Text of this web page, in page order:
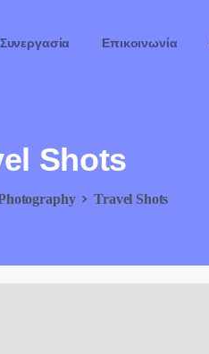
Συνεργασία Επικοινωνία
Shots
Travel Shots